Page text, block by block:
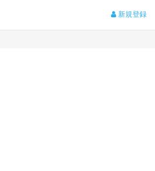
新規登録